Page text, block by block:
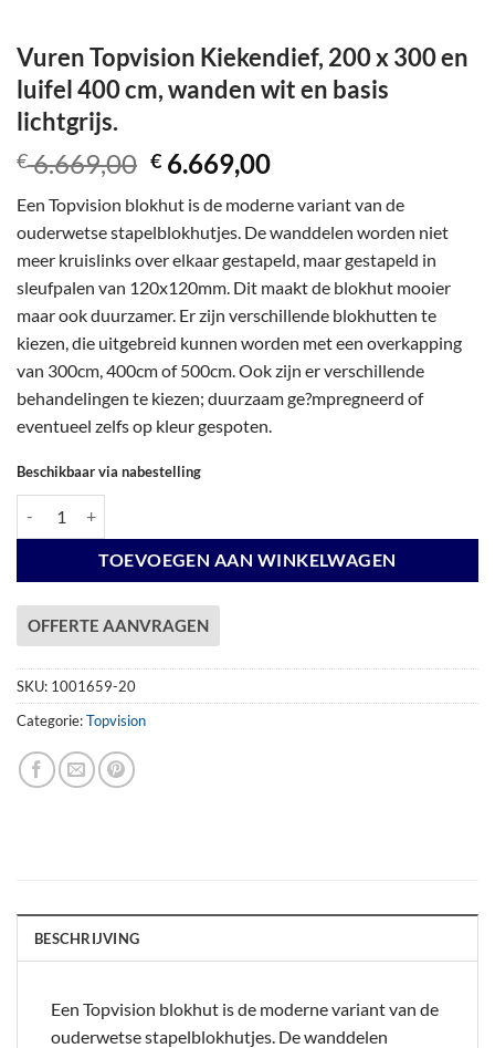
Vuren Topvision Kiekendief, 200 x 300 en
luifel 400 cm, wanden wit en basis
lichtgrijs.
€6.669,00 Oorspronkelijke
was:
€ 6.669,00.
€ 6.669,00Huidige
is:
€ 6.669,00.
Een Topvision blokhut is de moderne variant van de
ouderwetse stapelblokhutjes. De wanddelen worden niet
meer kruislinks over elkaar gestapeld, maar gestapeld in
sleufpalen van 120x120mm. Dit maakt de blokhut mooier
maar ook duurzamer. Er zijn verschillende blokhutten te
kiezen, die uitgebreid kunnen worden met een overkapping
van 300cm, 400cm of 500cm. Ook zijn er verschillende
behandelingen te kiezen; duurzaam ge?mpregneerd of
eventueel zelfs op kleur gespoten.
Beschikbaar via nabestelling
TOEVOEGEN AAN WINKELWAGEN
OFFERTE AANVRAGEN
SKU: 1001659-20
Categorie:Topvision
BESCHRIJVING
Een Topvision blokhut is de moderne variant van de
ouderwetse stapelblokhutjes. De wanddelen